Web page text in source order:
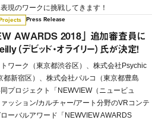
現のワークに挑戦してきます！
Press Release
AWARDS 2018」 追加審査員に
（デビッド・オライリー）氏が決定！
ワーク（東京都渋谷区）、株式会社Psychic
都新宿区）、株式会社パルコ（東京都豊島
プロジェクト「NEWVIEW（ニュービュ
ッション/カルチャー/アート分野のVRコンテ
ーバルアワード「NEWVIEW AWARDS